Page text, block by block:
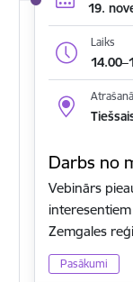
19.
Laiks
Darbs no
Vebinārs
interesentiem
Zemgales
Pasākumi